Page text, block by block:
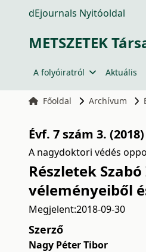
dEjournals Nyitóoldal
METSZETEK
A folyóiratról Aktuális
Főoldal Archívum
Évf. 7 szám 3. (2018)
A nagydoktori védés
Részletek
véleményeiből
Megjelent:2018-09-30
Szerző
Nagy Péter Tibor